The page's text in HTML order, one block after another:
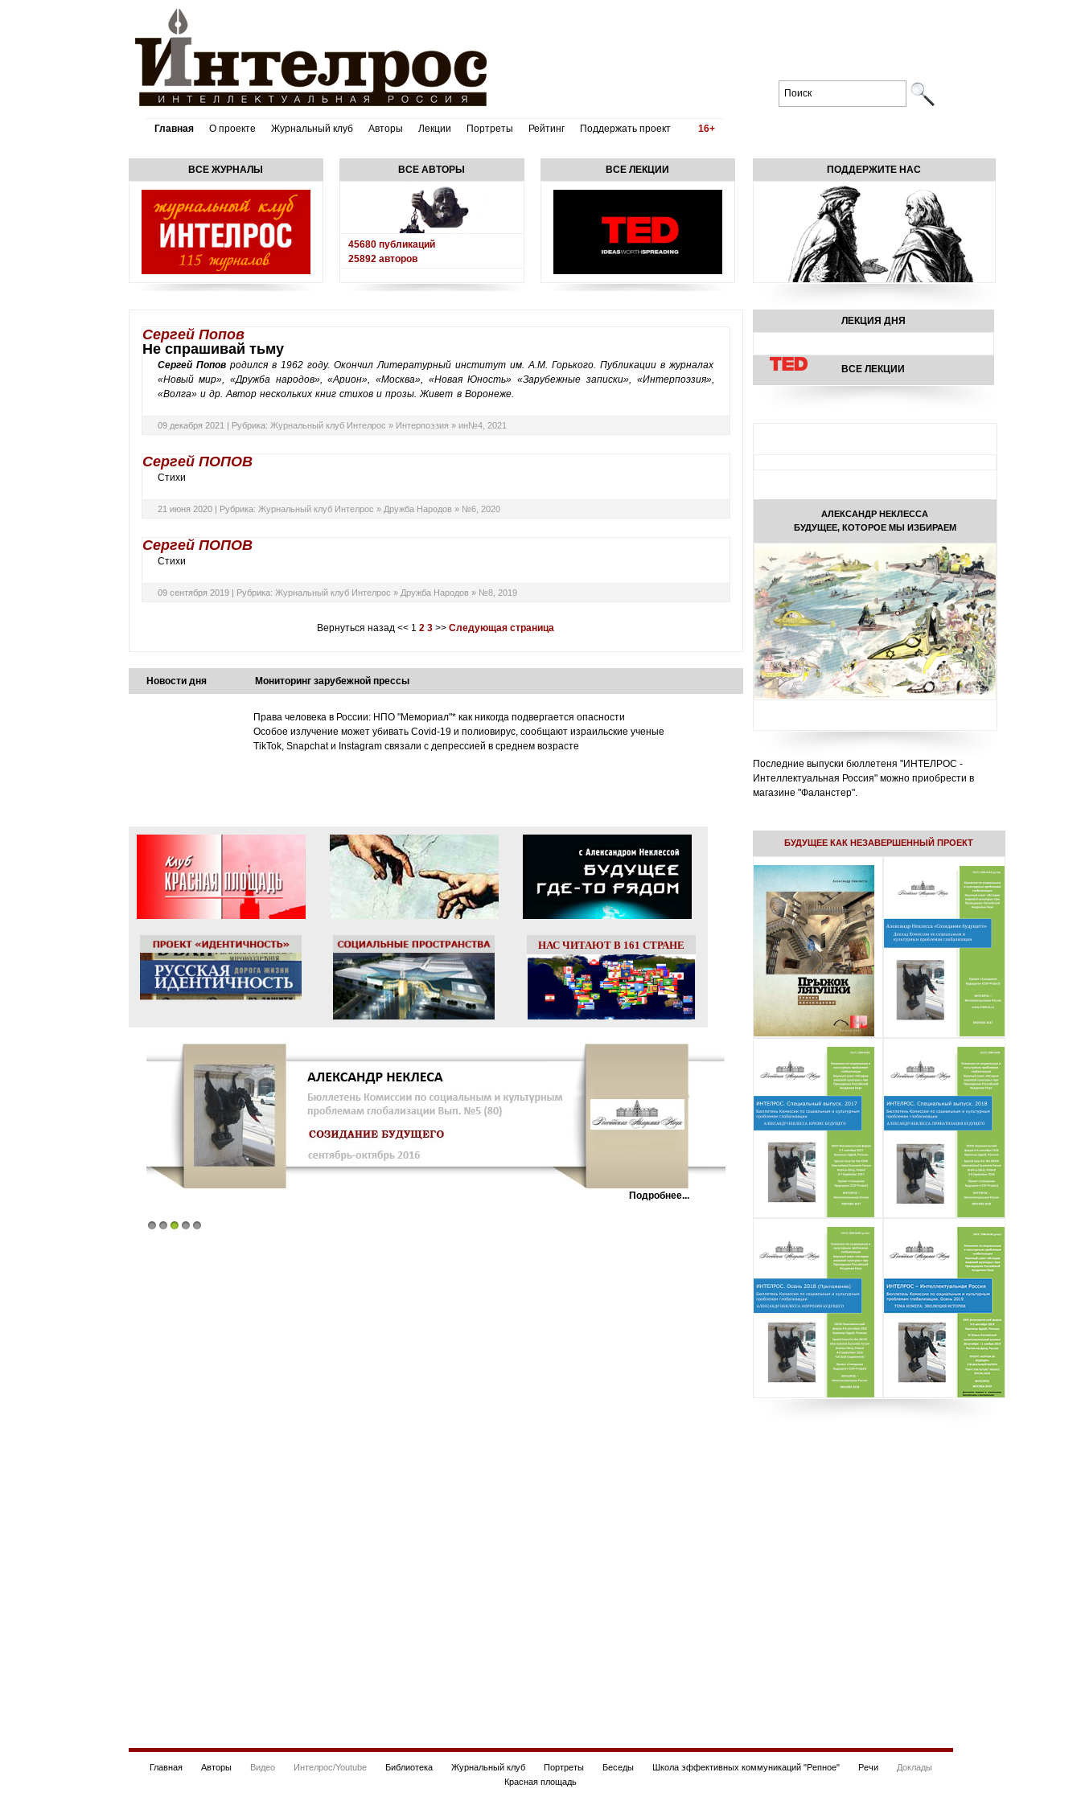
Главная О проекте Журнальный клуб Авторы Лекции Портреты Рейтинг Поддержать проект 16+
ВСЕ ЖУРНАЛЫ ВСЕ АВТОРЫ
45680публикаций
25892авторов
ВСЕ ЛЕКЦИИ
Сергей Попов
Не спрашивай тьму
Сергей Поповродился в 1962 году. Окончил Литературный институт им. А.М. Горького. Публикации в журналах
«Новый мир», «Дружба народов», «Арион», «Москва», «Новая Юность» «Зарубежные записки», «Интерпоэзия»,
«Волга» и др. Автор нескольких книг стихов и прозы. Живет в Воронеже.
09 декабря 2021 | Рубрика: Журнальный клуб Интелрос » Интерпоэзия » ин№4, 2021
Сергей ПОПОВ
Стихи
21 июня 2020 | Рубрика: Журнальный клуб Интелрос » Дружба Народов» №6, 2020
Сергей ПОПОВ
Стихи
09 сентября 2019 | Рубрика: Журнальный клуб Интелрос » Дружба Народов» №8, 2019
Вернуться назад << 1 2 3 >> Следующая страница
Новости дня Мониторинг зарубежной прессы
Права человека в России: НПО "Мемориал"* как никогда подвергается опасности
Особое излучение может убивать Covid-19 и полиовирус, сообщают израильские ученые
TikTok, Snapchat и Instagram связали с депрессией в среднем возрасте
НАС ЧИТАЮТ В 161 СТРАНЕ
Подробнее...
ПОДДЕРЖИТЕ НАС
ЛЕКЦИЯ ДНЯ
ВСЕ ЛЕКЦИИ
АЛЕКСАНДР НЕКЛЕССА
БУДУЩЕЕ, КОТОРОЕ МЫ ИЗБИРАЕМ
Последние выпуски бюллетеня "ИНТЕЛРОС -
Интеллектуальная Россия" можно приобрести в
магазине "Фаланстер".
БУДУЩЕЕ КАК НЕЗАВЕРШЕННЫЙ ПРОЕКТ
Главная Авторы Видео Интелрос/Youtube Библиотека Журнальный клуб Портреты Беседы Школа эффективных коммуникаций "Репное" Речи
Доклады
Красная площадь